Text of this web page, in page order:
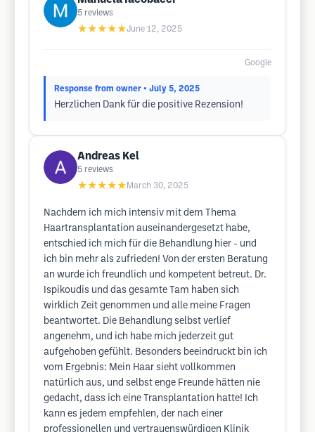
5 reviews
★★★★★June 12, 2025
Google
Response from owner • July 5, 2025
Herzlichen Dank für die positive Rezension!
Andreas Kel
5 reviews
★★★★★ March 30, 2025
Nachdem ich mich intensiv mit dem Thema
Haartransplantation auseinandergesetzt habe,
entschied ich mich für die Behandlung hier - und
ich bin mehr als zufrieden! Von der ersten Beratung
an wurde ich freundlich und kompetent betreut. Dr.
Ispikoudis und das gesamte Tam haben sich
wirklich Zeit genommen und alle meine Fragen
beantwortet. Die Behandlung selbst verlief
angenehm, und ich habe mich jederzeit gut
aufgehoben gefühlt. Besonders beeindruckt bin ich
vom Ergebnis: Mein Haar sieht vollkommen
natürlich aus, und selbst enge Freunde hätten nie
gedacht, dass ich eine Transplantation hatte! Ich
kann es jedem empfehlen, der nach einer
professionellen und vertrauenswürdigen Klinik